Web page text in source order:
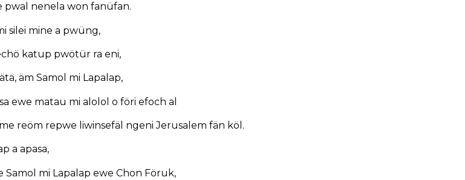
nenela won fanüfan.
silei mine a pwüng,
katup pwötür ra eni,
äm Samol mi Lapalap,
ewe matau mi alolol o föri efoch al
reöm repwe liwinsefäl ngeni Jerusalem fän köl.
a apasa,
mi Lapalap ewe Chon Föruk,